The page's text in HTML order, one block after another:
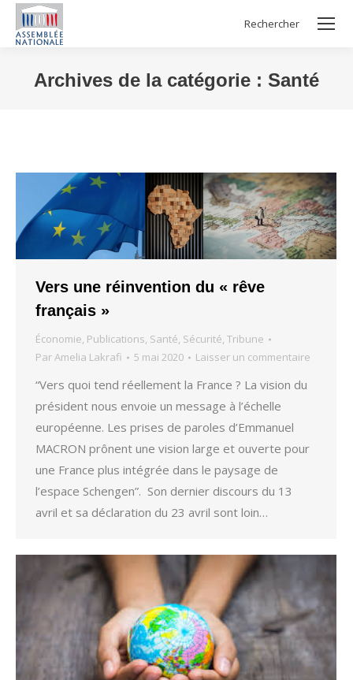
Search:
Rechercher
Archives de la catégorie : Santé
Vers une réinvention du « rêve
français »
Économie, Publications, Santé, Sécurité, Tribune
ParAmelia Lakrafi 5 mai 2020 Laisser un commentaire
“Vers quoi tend réellement la France ? La vision du
président nous envoie un message à l’échelle
européenne. Les prises de paroles d’Emmanuel
MACRON prônent une vision large et ouverte pour
une France plus intégrée dans le paysage de
l’espace Schengen”. Son dernier discours du 13
avril et sa déclaration du 23 avril sont loin…